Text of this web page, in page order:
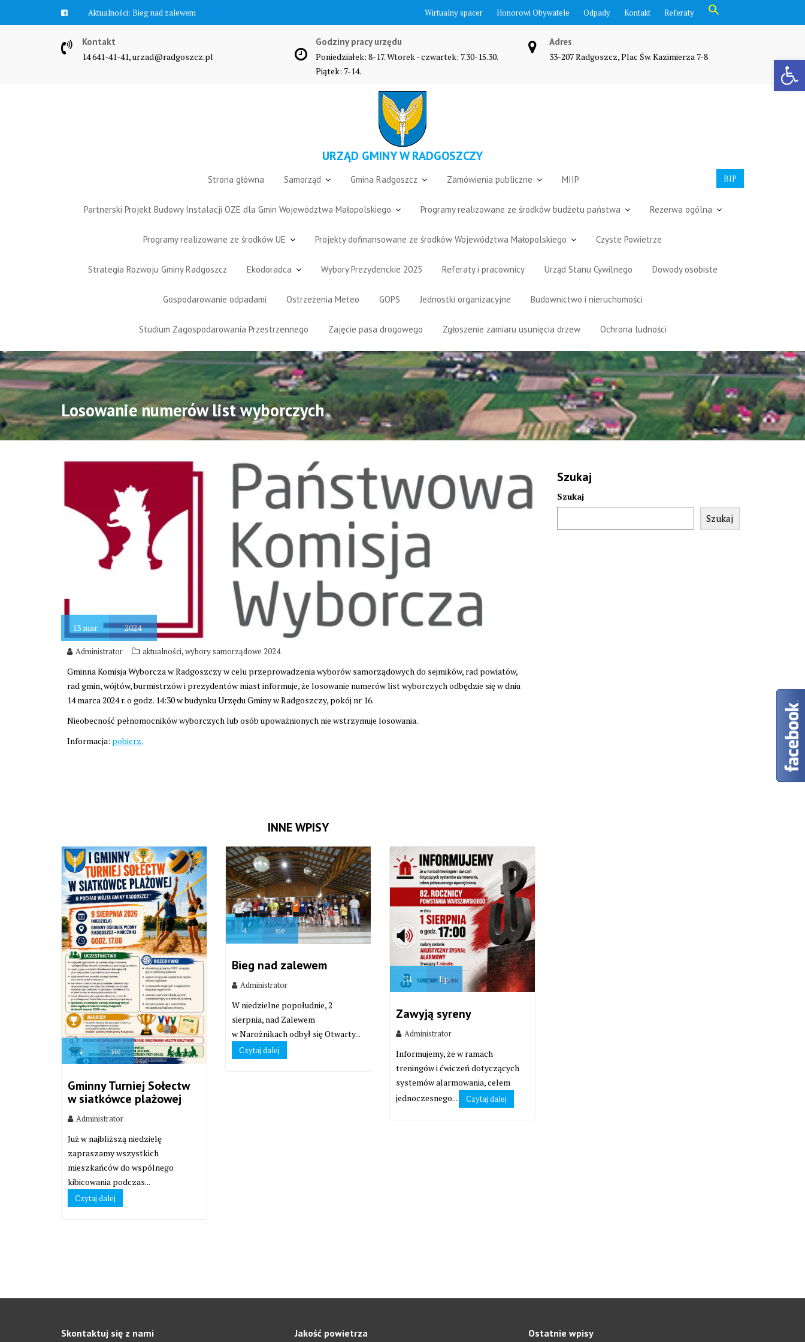
Otwórz pasek narzędzi
Aktualności: Bieg nad zalewem Wirtualny spacer Honorowi Obywatele Odpady Kontakt Referaty
Search Button
Kontakt
14 641-41-41, urzad@radgoszcz.pl
Godziny pracy urzędu
Poniedziałek: 8-17. Wtorek - czwartek: 7.30-15.30.
Piątek: 7-14.
Adres
33-207 Radgoszcz, Plac Św. Kazimierza 7-8
URZĄD GMINY W RADGOSZCZY
BIP
Strona główna Samorząd Gmina Radgoszcz Zamówienia publiczne MIIP
Partnerski Projekt Budowy Instalacji OZE dla Gmin Województwa Małopolskiego Programy realizowane ze środków budżetu państwa Rezerwa ogólna
Programy realizowane ze środków UE Projekty dofinansowane ze środków Województwa Małopolskiego Czyste Powietrze
Strategia Rozwoju Gminy Radgoszcz Ekodoradca Wybory Prezydenckie 2025 Referaty i pracownicy Urząd Stanu Cywilnego Dowody osobiste
Gospodarowanie odpadami Ostrzeżenia Meteo GOPS Jednostki organizacyjne Budownictwo i nieruchomości
Studium Zagospodarowania Przestrzennego Zajęcie pasa drogowego Zgłoszenie zamiaru usunięcia drzew Ochrona ludności
Losowanie numerów list wyborczych
13 mar 2024
Administrator aktualności,wybory samorządowe 2024
Gminna Komisja Wyborcza w Radgoszczy w celu przeprowadzenia wyborów samorządowych do sejmików, rad powiatów,
rad gmin, wójtów, burmistrzów i prezydentów miast informuje, że losowanie numerów list wyborczych odbędzie się w dniu
14 marca 2024 r. o godz. 14:30 w budynku Urzędu Gminy w Radgoszczy, pokój nr 16.
Nieobecność pełnomocników wyborczych lub osób upoważnionych nie wstrzymuje losowania.
Informacja: pobierz.
INNE WPISY
4 sie
Gminny Turniej Sołectw
w siatkówce plażowej
Administrator
Już w najbliższą niedzielę
zapraszamy wszystkich
mieszkańców do wspólnego
kibicowania podczas...
Czytaj dalej
4 sie
Bieg nad zalewem
Administrator
W niedzielne popołudnie, 2
sierpnia, nad Zalewem
w Narożnikach odbył się Otwarty...
Czytaj dalej
31 lip
Zawyją syreny
Administrator
Informujemy, że w ramach
treningów i ćwiczeń dotyczących
systemów alarmowania, celem
jednoczesnego...
Czytaj dalej
Szukaj
Szukaj
Szukaj
Skontaktuj się z nami Jakość powietrza Ostatnie wpisy